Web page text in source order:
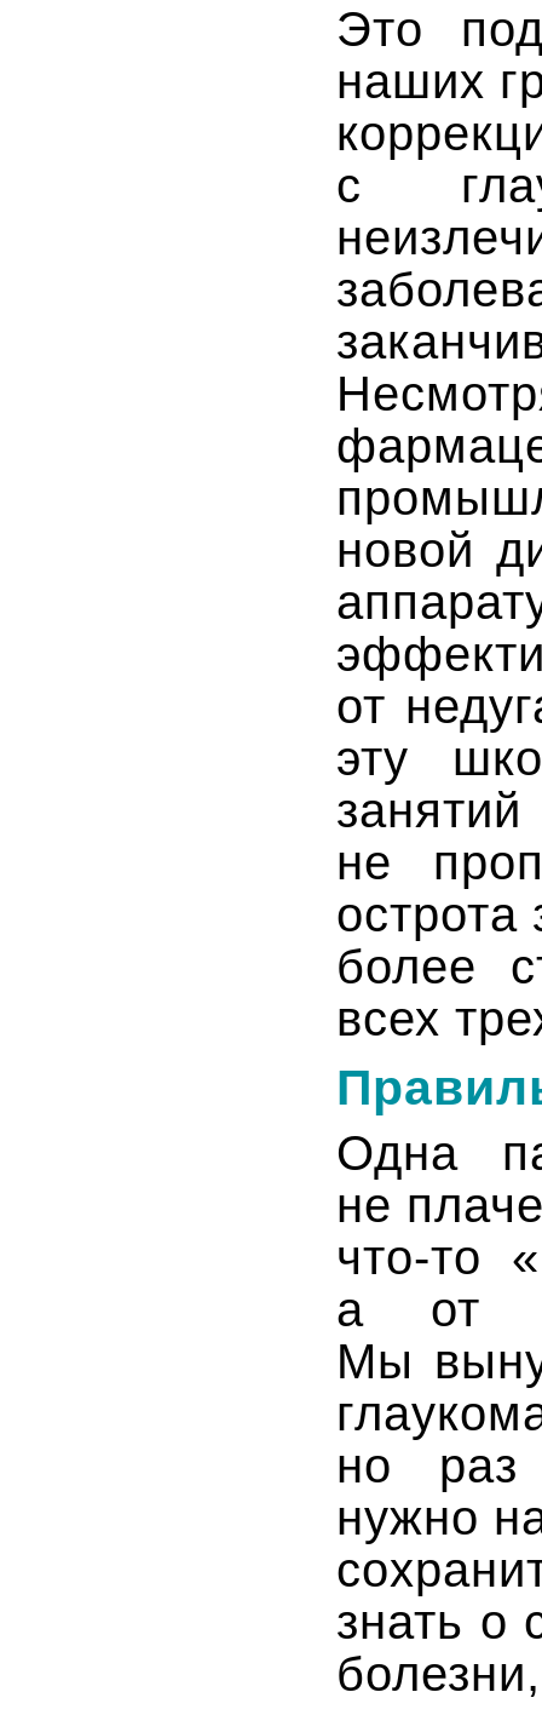
Это
наших
с
новой
от
эту
не
более
всех
Одна
не
что-то
а от
Мы
но раз
нужно
знать о